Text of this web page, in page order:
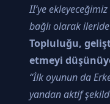
II’ye
bağlı olarak ileride
Topluluğu,
etmeyi
“İlk oyunun da
yandan aktif